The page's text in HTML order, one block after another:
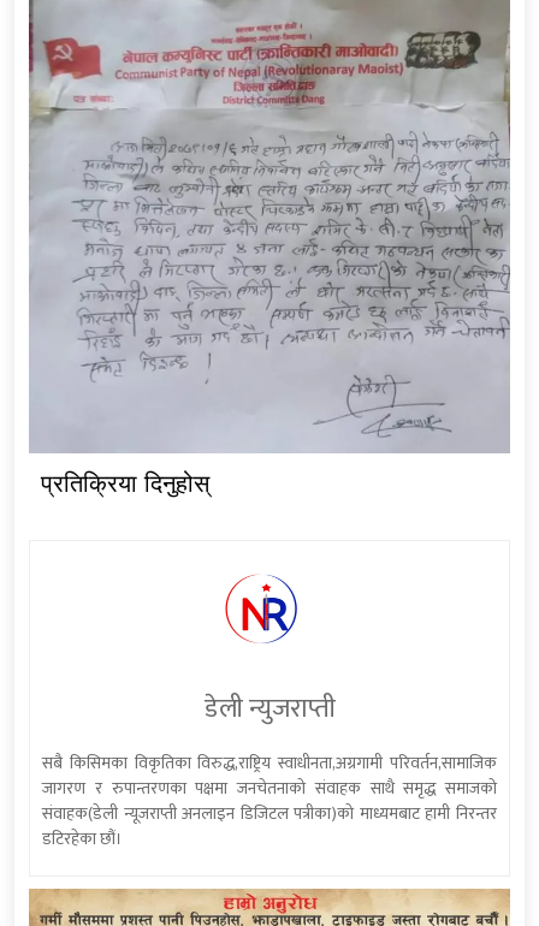
प्रतिक्रिया दिनुहोस्
डेली न्युजराप्ती
सबै किसिमका विकृतिका विरुद्ध,राष्ट्रिय स्वाधीनता,अग्रगामी परिवर्तन,सामाजिक
जागरण र रुपान्तरणका पक्षमा जनचेतनाको संवाहक साथै समृद्ध समाजको
संवाहक(डेली न्यूजराप्ती अनलाइन डिजिटल पत्रीका)को माध्यमबाट हामी निरन्तर
डटिरहेका छौं।